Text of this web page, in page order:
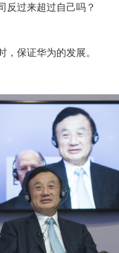
反过来超过自己吗？
保证华为的发展。